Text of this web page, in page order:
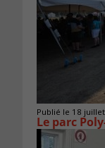
Publié le 18
Le parc